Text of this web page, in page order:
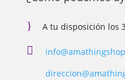
} A tu disposición los
